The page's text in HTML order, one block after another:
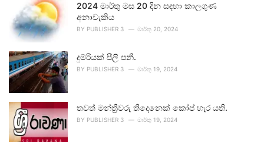
2024 මාර්තු මස 20 දින සඳහා කාලගුණ
අනාවැකිය
BY PUBLISHER 3 මාර්තු 20, 2024
දුම්රියක් පීලි පනී.
BY PUBLISHER 3 මාර්තු 19, 2024
තවත් මන්ත්‍රීවරු තිදෙනෙක් කෝප් හැර යති.
BY PUBLISHER 3 මාර්තු 19, 2024